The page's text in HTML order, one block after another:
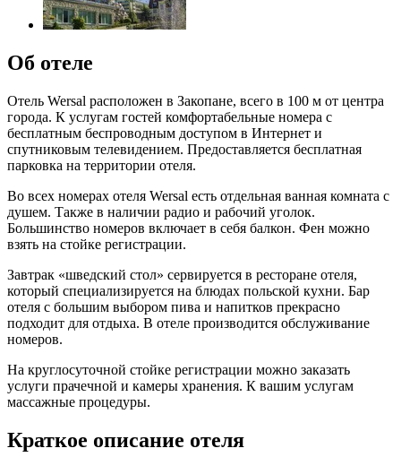
Об отеле
Отель Wersal расположен в Закопане, всего в 100 м от центра
города. К услугам гостей комфортабельные номера с
бесплатным беспроводным доступом в Интернет и
спутниковым телевидением. Предоставляется бесплатная
парковка на территории отеля.
Во всех номерах отеля Wersal есть отдельная ванная комната с
душем. Также в наличии радио и рабочий уголок.
Большинство номеров включает в себя балкон. Фен можно
взять на стойке регистрации.
Завтрак «шведский стол» сервируется в ресторане отеля,
который специализируется на блюдах польской кухни. Бар
отеля с большим выбором пива и напитков прекрасно
подходит для отдыха. В отеле производится обслуживание
номеров.
На круглосуточной стойке регистрации можно заказать
услуги прачечной и камеры хранения. К вашим услугам
массажные процедуры.
Краткое описание отеля